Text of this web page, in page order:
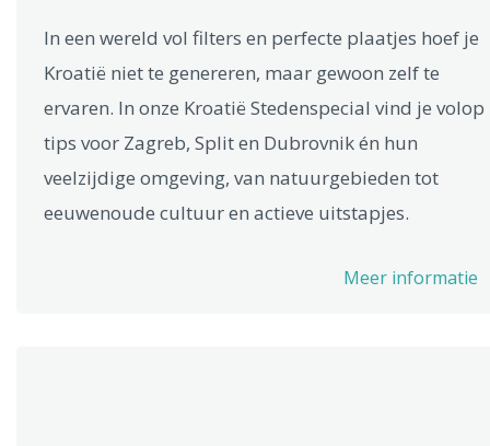
In een wereld vol filters en perfecte plaatjes hoef je
Kroatië niet te genereren, maar gewoon zelf te
ervaren. In onze Kroatië Stedenspecial vind je volop
tips voor Zagreb, Split en Dubrovnik én hun
veelzijdige omgeving, van natuurgebieden tot
eeuwenoude cultuur en actieve uitstapjes.
Meer informatie